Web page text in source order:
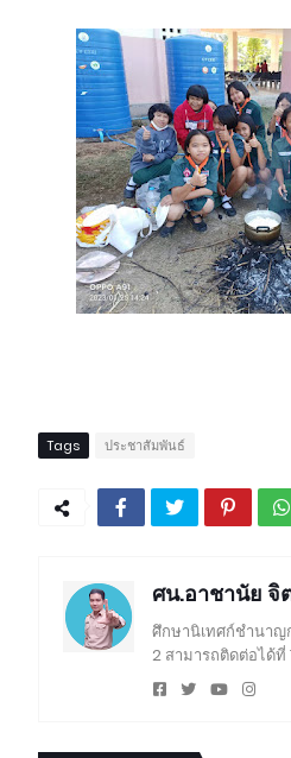
Tags ประชาสัมพันธ์
ศน.อาชานัย จิ
ศึกษานิเทศก์ชำนาญ
2 สามารถติดต่อได้